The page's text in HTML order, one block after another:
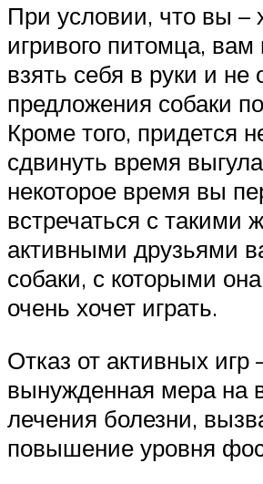
При условии, что вы –
игривого питомца, вам
взять себя в руки и не
предложения собаки
Кроме того, придется
сдвинуть время
некоторое время вы
встречаться с такими
активными друзьями
собаки, с которыми
очень хочет играть.
Отказ от активных
вынужденная мера на
лечения болезни,
повышение уровня